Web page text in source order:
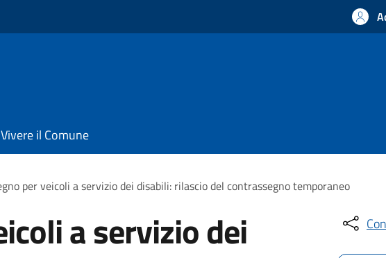
Vivere il Comune
per veicoli a servizio dei disabili: rilascio del contrassegno temporaneo
a servizio dei